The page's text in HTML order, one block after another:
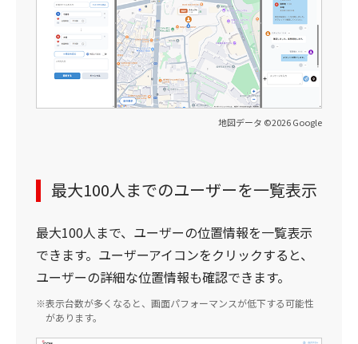
地図データ ©2026 Google
最大100人までのユーザーを一覧表示
最大100人まで、ユーザーの位置情報を一覧表示
できます。ユーザーアイコンをクリックすると、
ユーザーの詳細な位置情報も確認できます。
表示台数が多くなると、画面パフォーマンスが低下する可能性
があります。